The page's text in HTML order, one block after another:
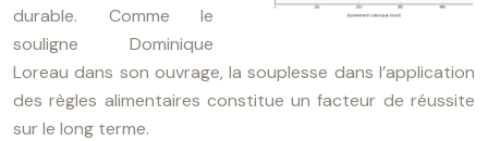
durable. Comme le
souligne Dominique
Loreau dans son ouvrage, la souplesse dans l’application
des règles alimentaires constitue un facteur de réussite
sur le long terme.